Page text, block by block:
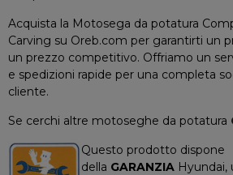
Acquista la Motosega da potatura
Carving su Oreb.com per garantirti un
un prezzo competitivo. Offriamo un
e spedizioni rapide per una completa
cliente.
Se cerchi altre motoseghe da potatura
Questo prodotto dispone
della GARANZIA Hyundai,